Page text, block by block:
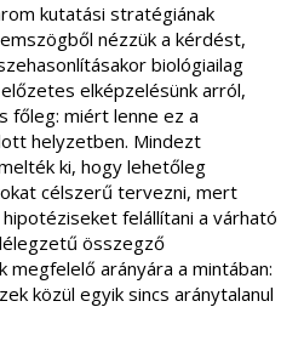
kutatási stratégiának
nézzük a kérdést,
biológiailag
elképzelésünk arról,
főleg: miért lenne ez a
helyzetben. Mindezt
ki, hogy lehetőleg
célszerű tervezni, mert
felállítani a várható
összegző
megfelelő arányára a mintában:
közül egyik sincs aránytalanul